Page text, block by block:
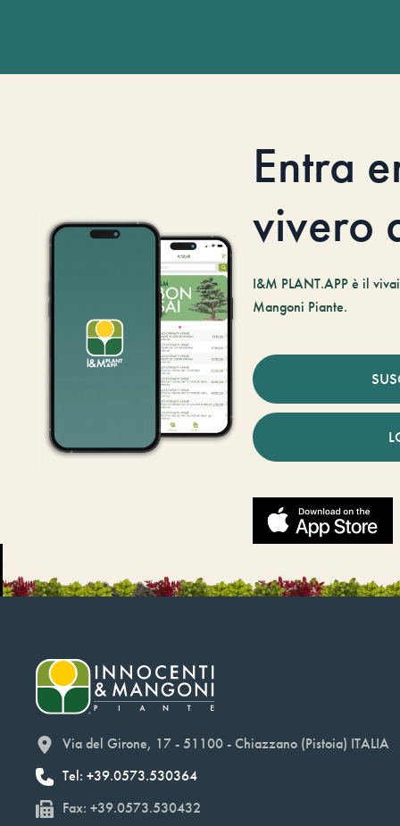
Entra
vivero
I&M PLANT.APP è il
Mangoni Piante.
Via del Girone, 17 - 51100 - Chiazzano (Pistoia) ITALIA
Tel: +39.0573.530364
Fax: +39.0573.530432